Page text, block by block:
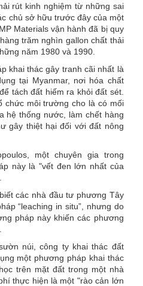
rút kinh nghiệm từ những sai
chủ sở hữu trước đây của một
Materials vận hành đã bị quy
trăm nghìn gallon chất thải
năm 1980 và 1990.
khai thác gây tranh cãi nhất là
tại Myanmar, nơi hóa chất
tách đất hiếm ra khỏi đất sét.
chức môi trường cho là có mối
hệ thống nước, làm chết hàng
gây thiệt hại đối với đất nông
một chuyên gia trong
này là "vết đen lớn nhất của
các nhà đầu tư phương Tây
“leaching in situ”, nhưng do
pháp này khiến các phương
núi, công ty khai thác đất
một phương pháp khai thác
trên mặt đất trong một nhà
thực hiện là một "rào cản lớn